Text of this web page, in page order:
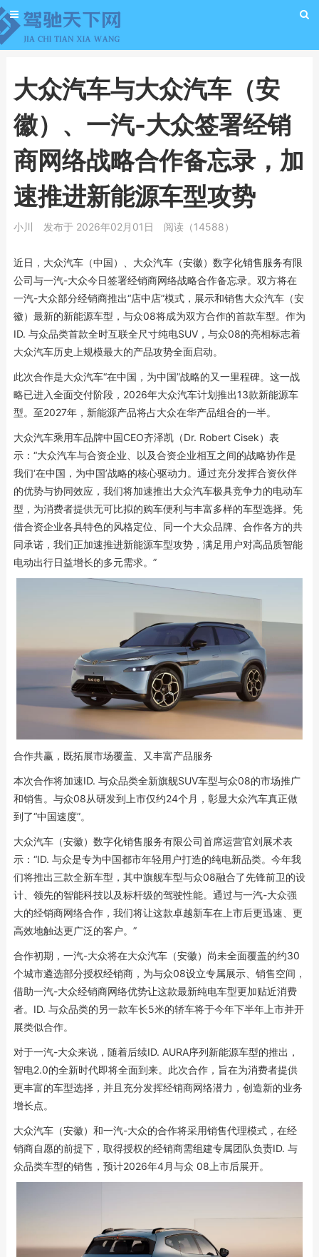
大众汽车与大众汽车（安
徽）、一汽-大众签署经销
商网络战略合作备忘录，加
速推进新能源车型攻势
小川 发布于 2026年02月01日 阅读（14588）
近日，大众汽车（中国）、大众汽车（安徽）数字化销售服务有限
公司与一汽-大众今日签署经销商网络战略合作备忘录。双方将在
一汽-大众部分经销商推出“店中店”模式，展示和销售大众汽车（安
徽）最新的新能源车型，与众08将成为双方合作的首款车型。作为
ID. 与众品类首款全时互联全尺寸纯电SUV，与众08的亮相标志着
大众汽车历史上规模最大的产品攻势全面启动。
此次合作是大众汽车“在中国，为中国”战略的又一里程碑。这一战
略已进入全面交付阶段，2026年大众汽车计划推出13款新能源车
型。至2027年，新能源产品将占大众在华产品组合的一半。
大众汽车乘用车品牌中国CEO齐泽凯（Dr. Robert Cisek）表
示：“大众汽车与合资企业、以及合资企业相互之间的战略协作是
我们‘在中国，为中国’战略的核心驱动力。通过充分发挥合资伙伴
的优势与协同效应，我们将加速推出大众汽车极具竞争力的电动车
型，为消费者提供无可比拟的购车便利与丰富多样的车型选择。凭
借合资企业各具特色的风格定位、同一个大众品牌、合作各方的共
同承诺，我们正加速推进新能源车型攻势，满足用户对高品质智能
电动出行日益增长的多元需求。”
合作共赢，既拓展市场覆盖、又丰富产品服务
本次合作将加速ID. 与众品类全新旗舰SUV车型与众08的市场推广
和销售。与众08从研发到上市仅约24个月，彰显大众汽车真正做
到了“中国速度”。
大众汽车（安徽）数字化销售服务有限公司首席运营官刘展术表
示：“ID. 与众是专为中国都市年轻用户打造的纯电新品类。今年我
们将推出三款全新车型，其中旗舰车型与众08融合了先锋前卫的设
计、领先的智能科技以及标杆级的驾驶性能。通过与一汽-大众强
大的经销商网络合作，我们将让这款卓越新车在上市后更迅速、更
高效地触达更广泛的客户。”
合作初期，一汽-大众将在大众汽车（安徽）尚未全面覆盖的约30
个城市遴选部分授权经销商，为与众08设立专属展示、销售空间，
借助一汽-大众经销商网络优势让这款最新纯电车型更加贴近消费
者。ID. 与众品类的另一款车长5米的轿车将于今年下半年上市并开
展类似合作。
对于一汽-大众来说，随着后续ID. AURA序列新能源车型的推出，
智电2.0的全新时代即将全面到来。此次合作，旨在为消费者提供
更丰富的车型选择，并且充分发挥经销商网络潜力，创造新的业务
增长点。
大众汽车（安徽）和一汽-大众的合作将采用销售代理模式，在经
销商自愿的前提下，取得授权的经销商需组建专属团队负责ID. 与
众品类车型的销售，预计2026年4月与众 08上市后展开。